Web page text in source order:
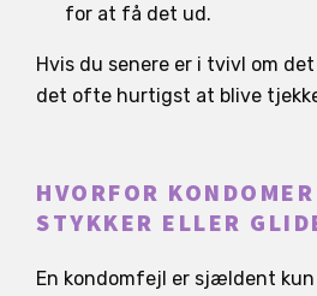
for at få det ud.
Hvis du senere er i tvivl om
det ofte hurtigst at blive
HVORFOR
STYKKER ELLER
En kondomfejl er sjældent